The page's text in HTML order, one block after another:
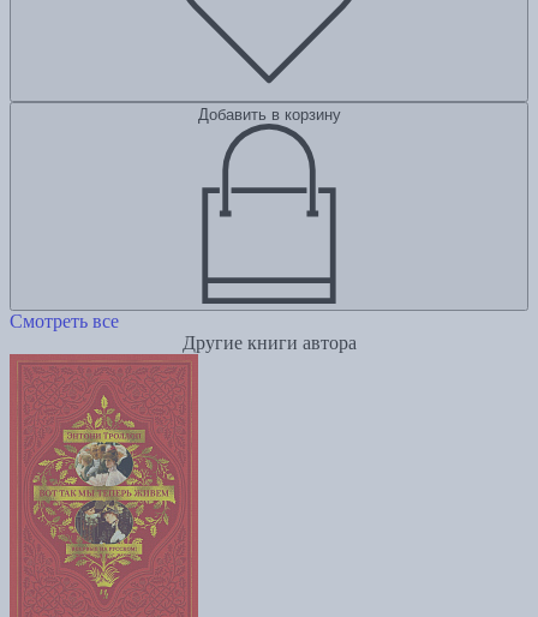
Добавить в корзину
Смотреть все
Другие книги автора